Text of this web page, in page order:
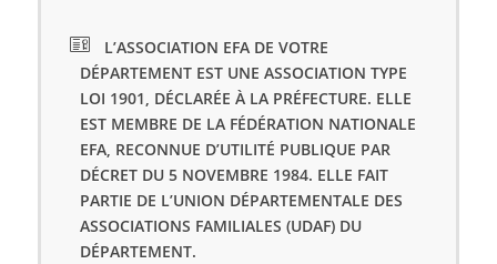
L’ASSOCIATION EFA DE VOTRE
DÉPARTEMENT EST UNE ASSOCIATION TYPE
LOI 1901, DÉCLARÉE À LA PRÉFECTURE. ELLE
EST MEMBRE DE LA FÉDÉRATION NATIONALE
EFA, RECONNUE D’UTILITÉ PUBLIQUE PAR
DÉCRET DU 5 NOVEMBRE 1984. ELLE FAIT
PARTIE DE L’UNION DÉPARTEMENTALE DES
ASSOCIATIONS FAMILIALES (UDAF) DU
DÉPARTEMENT.